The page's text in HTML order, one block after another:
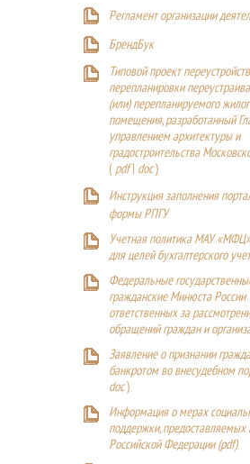
Регламент организации
БрендБук
Типовой проект
перепланировки
(или) перепланируемого
помещения, разработанный
управлением архитектуры и
градостроительства
(pdf| doc)
Инструкция заполнения
формы РПГУ
Учетная политика МАУ
для целей бухгалтерского
Федеральные
гражданские Минюста России
ответственных за
обращений граждан и
Заявление о признании
банкротом во внесудебном
doc)
Информация о мерах
поддержки,
Российской Федерации (pdf)